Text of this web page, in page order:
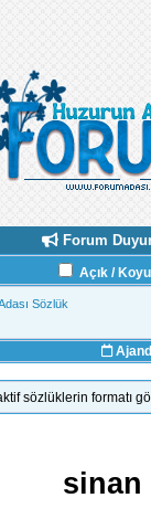
Forum
Açık /
Sözlük
sözlüklerin formatı
sinan